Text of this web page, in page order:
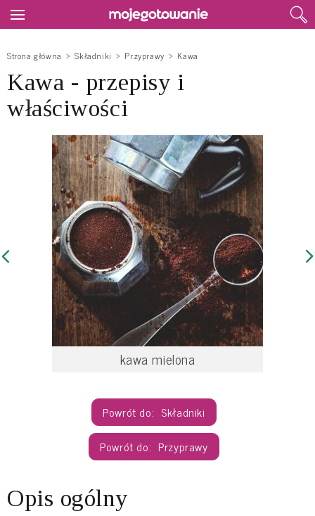
Strona główna Składniki Przyprawy Kawa
Kawa - przepisy i
właściwości
kawa mielona
Składniki
Przyprawy
Opis ogólny